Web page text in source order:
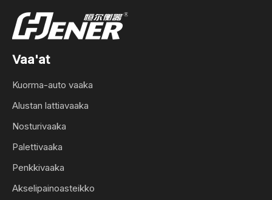
Vaa'at
Kuorma-auto vaaka
Alustan lattiavaaka
Nosturivaaka
Palettivaaka
Penkkivaaka
Akselipainoasteikko